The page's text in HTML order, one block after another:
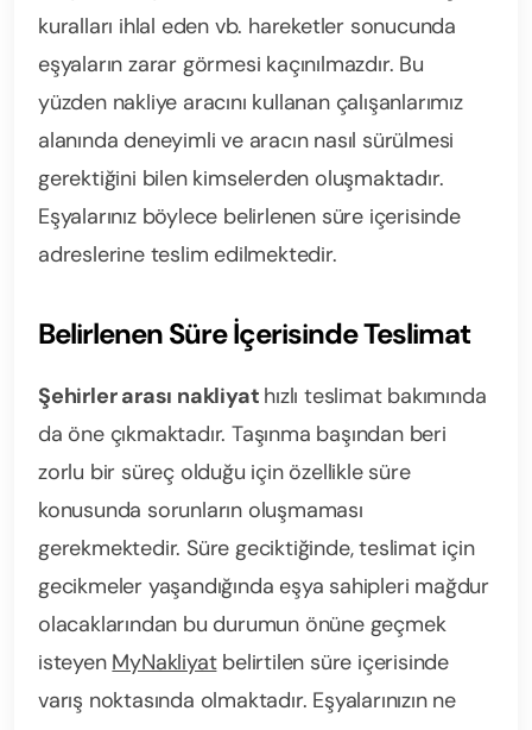
kuralları ihlal eden vb. hareketler sonucunda
eşyaların zarar görmesi kaçınılmazdır. Bu
yüzden nakliye aracını kullanan çalışanlarımız
alanında deneyimli ve aracın nasıl sürülmesi
gerektiğini bilen kimselerden oluşmaktadır.
Eşyalarınız böylece belirlenen süre içerisinde
adreslerine teslim edilmektedir.
Belirlenen Süre İçerisinde Teslimat
Şehirler arası nakliyat hızlı teslimat bakımında
da öne çıkmaktadır. Taşınma başından beri
zorlu bir süreç olduğu için özellikle süre
konusunda sorunların oluşmaması
gerekmektedir. Süre geciktiğinde, teslimat için
gecikmeler yaşandığında eşya sahipleri mağdur
olacaklarından bu durumun önüne geçmek
isteyen MyNakliyatbelirtilen süre içerisinde
varış noktasında olmaktadır. Eşyalarınızın ne